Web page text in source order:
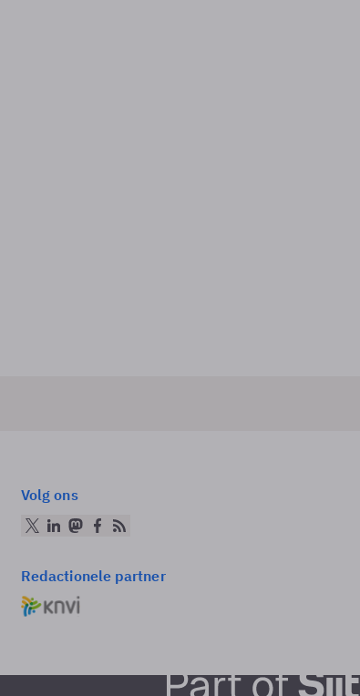
Volg ons
Redactionele partner